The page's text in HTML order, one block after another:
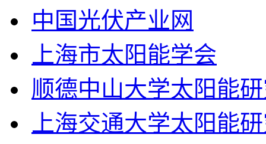
中国光伏产业网
上海市太阳能学会
顺德中山大学太阳能
上海交通大学太阳能